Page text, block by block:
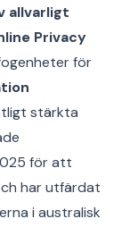
allvarligt
Privacy
för
stärkta
för att
har utfärdat
i australisk